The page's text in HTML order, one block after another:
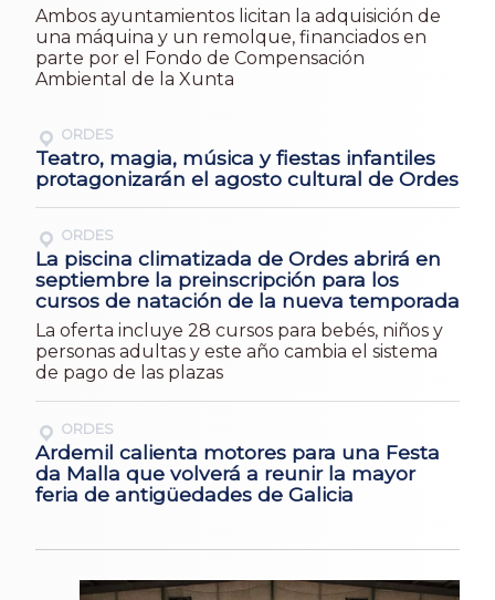
Ambos ayuntamientos licitan la adquisición de
una máquina y un remolque, financiados en
parte por el Fondo de Compensación
Ambiental de la Xunta
ORDES
Teatro, magia, música y fiestas infantiles
protagonizarán el agosto cultural de Ordes
ORDES
La piscina climatizada de Ordes abrirá en
septiembre la preinscripción para los
cursos de natación de la nueva temporada
La oferta incluye 28 cursos para bebés, niños y
personas adultas y este año cambia el sistema
de pago de las plazas
ORDES
Ardemil calienta motores para una Festa
da Malla que volverá a reunir la mayor
feria de antigüedades de Galicia